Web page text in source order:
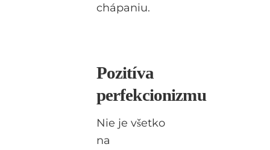
chápaniu.
Pozitíva
perfekcionizmu
Nie je všetko
na